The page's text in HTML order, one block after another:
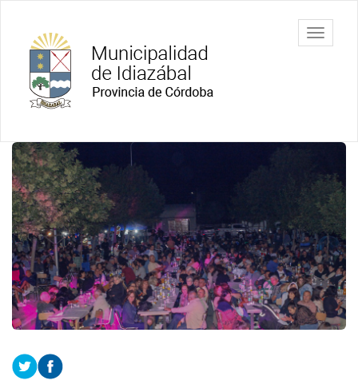
contenido
principal
Municipalidad
de Idiazábal
barra
Contenido
principal